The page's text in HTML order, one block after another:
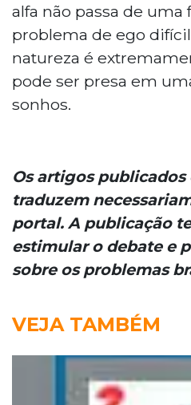
alfa não passa de uma
problema de ego
natureza é
pode ser presa em
sonhos.
Os artigos
traduzem
portal. A publicação
estimular o debate e
sobre os problemas
VEJA TAMBÉM